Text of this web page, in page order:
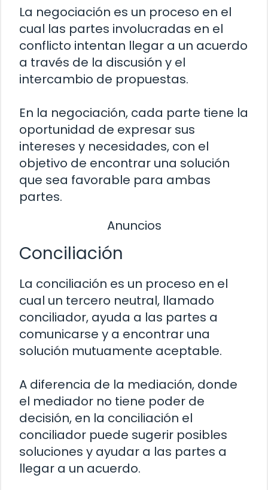
La negociación es un proceso en el
cual las partes involucradas en el
conflicto intentan llegar a un acuerdo
a través de la discusión y el
intercambio de propuestas.
En la negociación, cada parte tiene la
oportunidad de expresar sus
intereses y necesidades, con el
objetivo de encontrar una solución
que sea favorable para ambas
partes.
Anuncios
Conciliación
La conciliación es un proceso en el
cual un tercero neutral, llamado
conciliador, ayuda a las partes a
comunicarse y a encontrar una
solución mutuamente aceptable.
A diferencia de la mediación, donde
el mediador no tiene poder de
decisión, en la conciliación el
conciliador puede sugerir posibles
soluciones y ayudar a las partes a
llegar a un acuerdo.